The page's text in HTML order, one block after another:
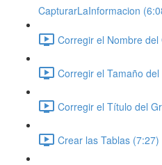
CapturarLaInformacion
Corregir el Nombre del
Corregir el Tamaño
Corregir el Título del
Crear las Tablas (7:27)